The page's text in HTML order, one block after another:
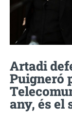
Artadi
Puigneró
any, és el